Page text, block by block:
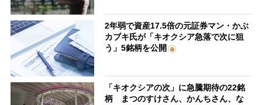
2年弱で資産17.5倍の元証券マン・かぶ
カブキ氏が「キオクシア急落で次に狙
う」5銘柄を公開
「キオクシアの次」に急騰期待の22銘
柄 まつのすけさん、かんちさん、な